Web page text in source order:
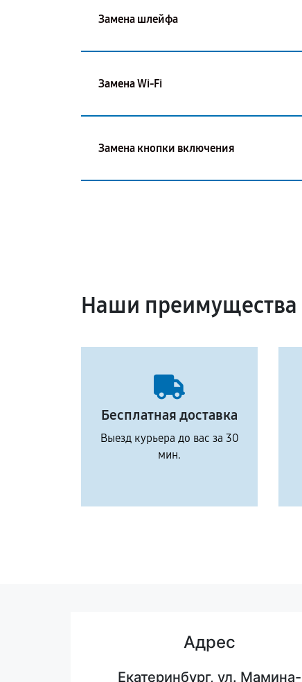
Замена шлейфа
Замена Wi-Fi
Замена кнопки включения
Наши преимущества
Бесплатная доставка
Выезд курьера до вас за 30
мин.
Адрес
Екатеринбург, ул. Мамина-